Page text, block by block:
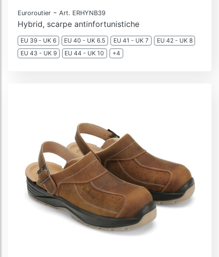
Euroroutier - Art. ERHYNB39
Hybrid, scarpe antinfortunistiche
EU 39 - UK 6 EU 40 - UK 6.5 EU 41 - UK 7
EU 42 - UK 8
EU 43 - UK 9
EU 44 - UK 10 +4